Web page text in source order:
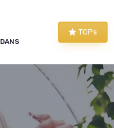
TOPs